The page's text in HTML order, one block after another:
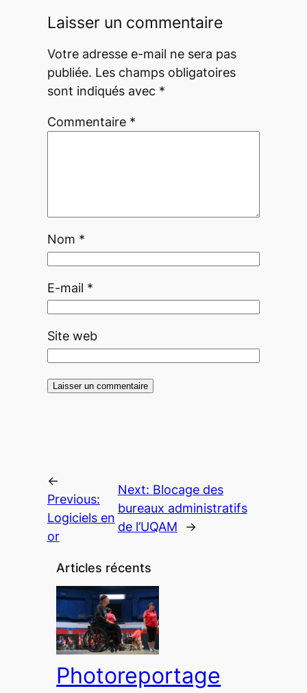
Laisser un commentaire
Votre adresse e-mail ne sera pas
publiée. Les champs obligatoires
sont indiqués avec *
Commentaire *
Nom *
E-mail *
Site web
←
Previous:
Logiciels en
or
Next: Blocage des
bureaux administratifs
de l’UQAM
→
Articles récents
Photoreportage